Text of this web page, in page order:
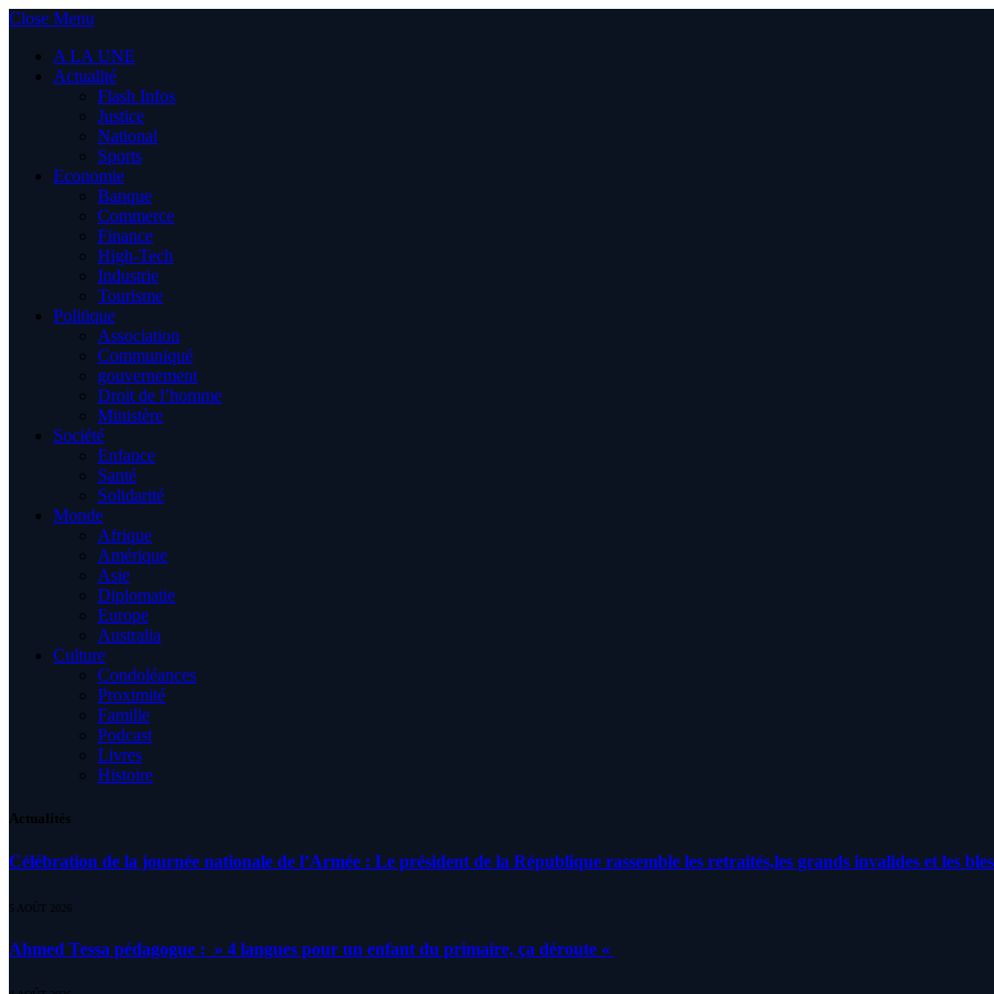
Close Menu
A LA UNE
Actualité
Flash Infos
Justice
National
Sports
Economie
Banque
Commerce
Finance
High-Tech
Industrie
Tourisme
Politique
Association
Communiqué
gouvernement
Droit de l’homme
Ministère
Société
Enfance
Santé
Solidarité
Monde
Afrique
Amérique
Asie
Diplomatie
Europe
Australia
Culture
Condoléances
Proximité
Famille
Podcast
Livres
Histoire
Actualités
Célébration de la journée nationale de l’Armée : Le président de la République rassemble les retraités,les grands invalides et les
5 AOÛT 2026
Ahmed Tessa pédagogue : » 4 langues pour un enfant du primaire, ça déroute «